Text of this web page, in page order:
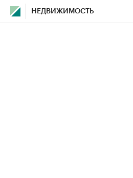
НЕДВИЖИМОСТЬ